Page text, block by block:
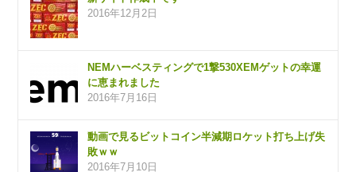
2016年12月2日
NEMハーベスティングで1撃530XEMゲットの幸運
に恵まれました
2016年7月16日
動画で見るビットコイン半減期ロケット打ち上げ失
敗ｗｗ
2016年7月10日